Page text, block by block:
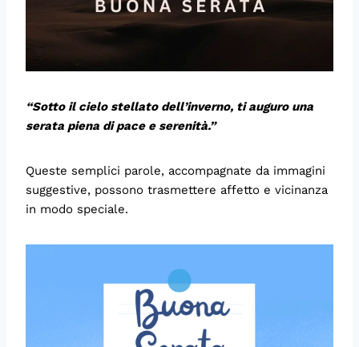
“Sotto il cielo stellato dell’inverno, ti auguro una
serata piena di pace e serenità.”
Queste semplici parole, accompagnate da immagini
suggestive, possono trasmettere affetto e vicinanza
in modo speciale.